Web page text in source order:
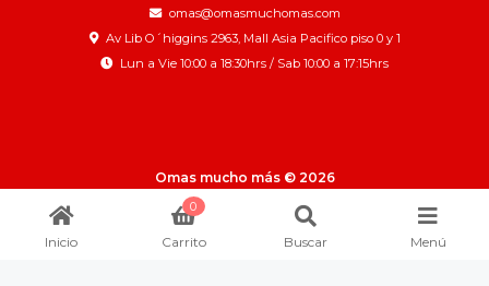
omas@omasmuchomas.com
Av Lib O´higgins 2963, Mall Asia Pacifico piso 0 y 1
Lun a Vie 10:00 a 18:30hrs / Sab 10:00 a 17:15hrs
Omas mucho más © 2026
¿Te gusta mi tienda? Yo vendo con
Inicio
0
Carrito Buscar Menú